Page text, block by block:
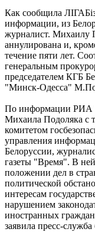
Как сообщила
информации, из
журналист. Михаилу
аннулирована и,
течение пяти лет.
генеральным
председателем КГБ
"Минск-Одесса"
По информации РИА
Михаила Подоляка с
комитетом
управления
Белоруссии,
газеты "Время". В
положении дел в
политической
интересам
нарушением
иностранных
заявила пресс-